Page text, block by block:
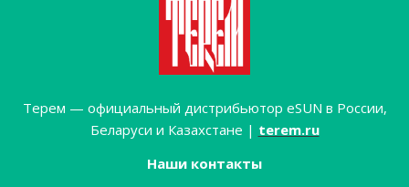
Терем — официальный дистрибьютор eSUN в России,
Беларуси и Казахстане | terem.ru
Наши контакты